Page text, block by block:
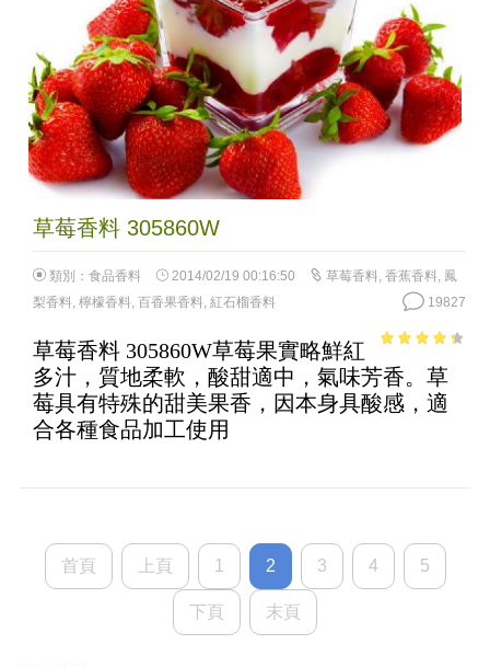
草莓香料 305860W
類別： 食品香料 2014/02/19 00:16:50 草莓香料, 香蕉香料, 鳳
梨香料, 檸檬香料, 百香果香料, 紅石榴香料 19827
of 5
草莓香料 305860W草莓果實略鮮紅
多汁，質地柔軟，酸甜適中，氣味芳香。草
莓具有特殊的甜美果香，因本身具酸感，適
合各種食品加工使用
首頁 上頁 1 2 3 4 5
下頁 末頁